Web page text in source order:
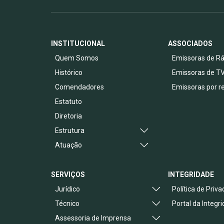
INSTITUCIONAL
Quem Somos
Histórico
Comendadores
Estatuto
Diretoria
Estrutura
Atuação
ASSOCIADOS
Emissoras de
Emissoras de
Emissoras por
SERVIÇOS
Jurídico
Técnico
Assessoria de Imprensa
INTEGRIDADE
Política de
Portal da